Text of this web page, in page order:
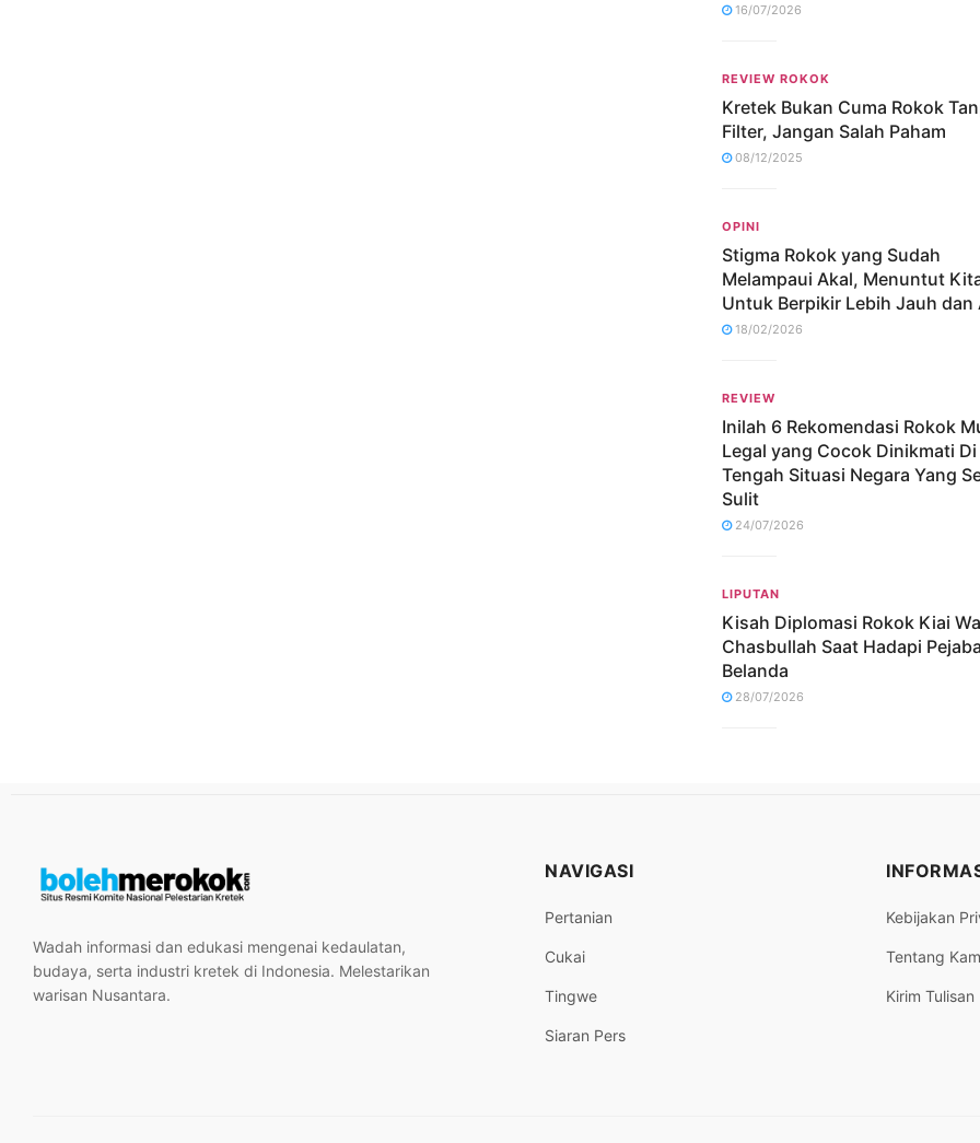
16/07/2026
REVIEW ROKOK
Kretek Bukan Cuma Rokok
Filter, Jangan Salah Paham
08/12/2025
OPINI
Stigma Rokok yang Sudah
Melampaui Akal, Menuntut
Untuk Berpikir Lebih Jauh dan
18/02/2026
REVIEW
Inilah 6 Rekomendasi Rokok
Legal yang Cocok Dinikmati Di
Tengah Situasi Negara Yang
Sulit
24/07/2026
LIPUTAN
Kisah Diplomasi Rokok Kiai
Chasbullah Saat Hadapi
Belanda
28/07/2026
Wadah informasi dan edukasi mengenai kedaulatan,
budaya, serta industri kretek di Indonesia. Melestarikan
warisan Nusantara.
NAVIGASI
Pertanian
Cukai
Tingwe
Siaran Pers
Kebijakan
Tentang
Kirim Tulisan